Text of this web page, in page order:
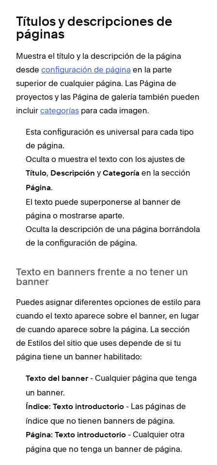
Títulos y descripciones de
páginas
Muestra el título y la descripción de la página
desde configuración de página en la parte
superior de cualquier página. Las Página de
proyectos y las Página de galería también pueden
incluir categorías para cada imagen.
Esta configuración es universal para cada tipo
de página.
Oculta o muestra el texto con los ajustes de
Título, Descripción y Categoría en la sección
Página.
El texto puede superponerse al banner de
página o mostrarse aparte.
Oculta la descripción de una página borrándola
de la configuración de página.
Texto en banners frente a no tener un
banner
Puedes asignar diferentes opciones de estilo para
cuando el texto aparece sobre el banner, en lugar
de cuando aparece sobre la página. La sección
de Estilos del sitio que uses depende de si tu
página tiene un banner habilitado:
Texto del banner - Cualquier página que tenga
un banner.
Índice: Texto introductorio - Las páginas de
índice que no tienen banners de página.
Página: Texto introductorio - Cualquier otra
página que no tenga un banner de página.